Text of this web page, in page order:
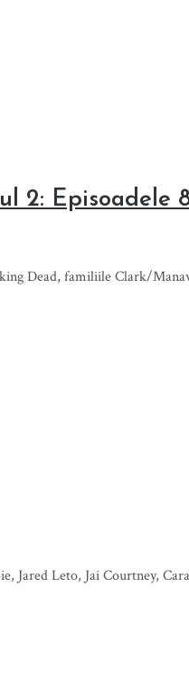
2: Episoadele
Dead, familiile Clark/
Leto, Jai Courtney,